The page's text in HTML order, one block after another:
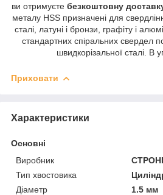
ви отримуєте безкоштовну
металу HSS призначені для
сталі, латуні і бронзи, графіту і
стандартних спіральних свердел
швидкорізальної сталі. В
Приховати
Характеристики
Основні
Виробник
Тип хвостовика
Діаметр
1.5 мм